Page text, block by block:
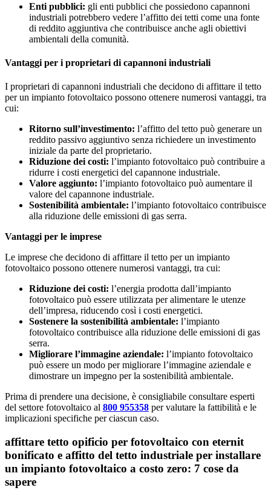
Enti pubblici: gli enti pubblici che possiedono capannoni
industriali potrebbero vedere l’affitto dei tetti come una fonte
di reddito aggiuntiva che contribuisce anche agli obiettivi
ambientali della comunità.
Vantaggi per i proprietari di capannoni industriali
I proprietari di capannoni industriali che decidono di affittare il tetto
per un impianto fotovoltaico possono ottenere numerosi vantaggi, tra
cui:
Ritorno sull’investimento: l’affitto del tetto può generare un
reddito passivo aggiuntivo senza richiedere un investimento
iniziale da parte del proprietario.
Riduzione dei costi: l’impianto fotovoltaico può contribuire a
ridurre i costi energetici del capannone industriale.
Valore aggiunto: l’impianto fotovoltaico può aumentare il
valore del capannone industriale.
Sostenibilità ambientale: l’impianto fotovoltaico contribuisce
alla riduzione delle emissioni di gas serra.
Vantaggi per le imprese
Le imprese che decidono di affittare il tetto per un impianto
fotovoltaico possono ottenere numerosi vantaggi, tra cui:
Riduzione dei costi: l’energia prodotta dall’impianto
fotovoltaico può essere utilizzata per alimentare le utenze
dell’impresa, riducendo così i costi energetici.
Sostenere la sostenibilità ambientale: l’impianto
fotovoltaico contribuisce alla riduzione delle emissioni di gas
serra.
Migliorare l’immagine aziendale: l’impianto fotovoltaico
può essere un modo per migliorare l’immagine aziendale e
dimostrare un impegno per la sostenibilità ambientale.
Prima di prendere una decisione, è consigliabile consultare esperti
del settore fotovoltaico al 800 955358 per valutare la fattibilità e le
implicazioni specifiche per ciascun caso.
affittare tetto opificio per fotovoltaico con eternit
bonificato e affitto del tetto industriale per installare
un impianto fotovoltaico a costo zero: 7 cose da
sapere